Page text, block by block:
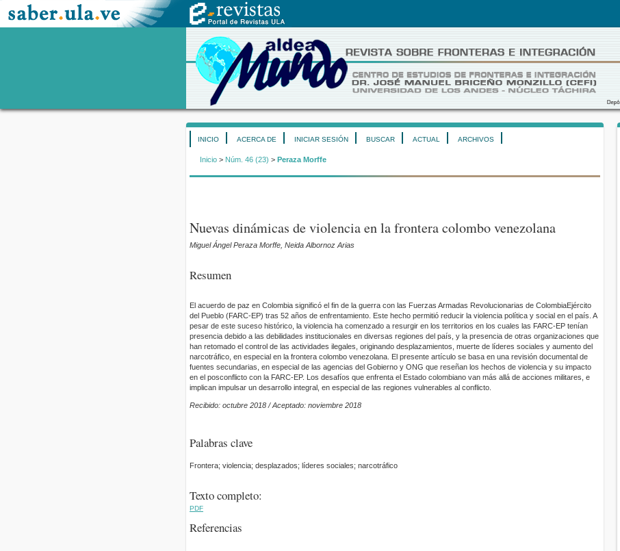
INICIO ACERCA DE INICIAR SESIÓN BUSCAR ACTUAL ARCHIVOS
Inicio > Núm. 46 (23) > Peraza Morffe
Nuevas dinámicas de violencia en la frontera colombo venezolana
Miguel Ángel Peraza Morffe, Neida Albornoz Arias
Resumen
El acuerdo de paz en Colombia significó el fin de la guerra con las Fuerzas Armadas Revolucionarias de ColombiaEjército
del Pueblo (FARC-EP) tras 52 años de enfrentamiento. Este hecho permitió reducir la violencia política y social en el país. A
pesar de este suceso histórico, la violencia ha comenzado a resurgir en los territorios en los cuales las FARC-EP tenían
presencia debido a las debilidades institucionales en diversas regiones del país, y la presencia de otras organizaciones que
han retomado el control de las actividades ilegales, originando desplazamientos, muerte de líderes sociales y aumento del
narcotráfico, en especial en la frontera colombo venezolana. El presente artículo se basa en una revisión documental de
fuentes secundarias, en especial de las agencias del Gobierno y ONG que reseñan los hechos de violencia y su impacto
en el posconflicto con la FARC-EP. Los desafíos que enfrenta el Estado colombiano van más allá de acciones militares, e
implican impulsar un desarrollo integral, en especial de las regiones vulnerables al conflicto.
Recibido: octubre 2018 / Aceptado: noviembre 2018
Palabras clave
Frontera; violencia; desplazados; líderes sociales; narcotráfico
Texto completo:
PDF
Referencias